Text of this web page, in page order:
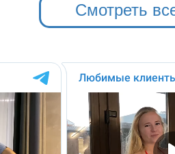
Смотреть